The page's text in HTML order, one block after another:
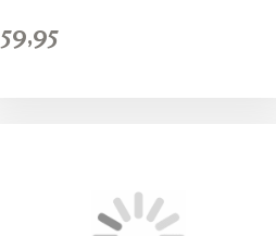
59,95